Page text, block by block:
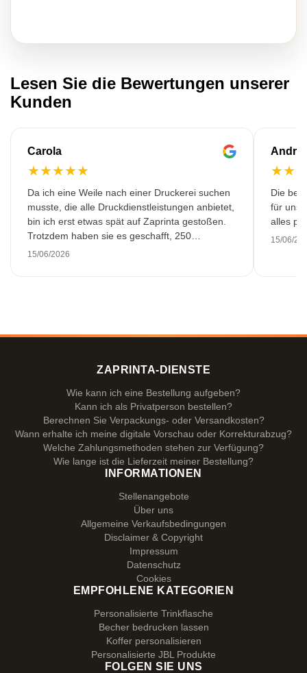
Lesen Sie die Bewertungen unserer
Kunden
Carola
★★★★★
Da ich eine Weile nach einer Druckerei suchen
musste, die alle Druckdienstleistungen anbietet,
bin ich erst etwas spät auf Zaprinta gestoßen.
Trotzdem haben sie es geschafft, 250
wunderschön bedruckte Emaillebecher
15/06/2026
★★
Die
für
alles
15/06/
ZAPRINTA-DIENSTE
Wie kann ich eine Bestellung aufgeben?
Kann ich als Privatperson bestellen?
Berechnen Sie Verpackungs- oder Versandkosten?
Wann erhalte ich meine digitale Vorschau oder Korrekturabzug?
Welche Zahlungsmethoden stehen zur Verfügung?
Wie lange ist die Lieferzeit meiner Bestellung?
INFORMATIONEN
Stellenangebote
Über uns
Allgemeine Verkaufsbedingungen
Disclaimer & Copyright
Impressum
Datenschutz
Cookies
EMPFOHLENE KATEGORIEN
Personalisierte Trinkflasche
Becher bedrucken lassen
Koffer personalisieren
Personalisierte JBL Produkte
FOLGEN SIE UNS